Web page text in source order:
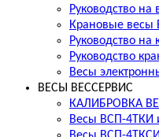
Руководство на
Крановые весы
Руководство
Руководство
Весы
ВЕСЫ ВЕССЕРВИС
КАЛИБРОВКА
Весы ВСП-4ТКИ